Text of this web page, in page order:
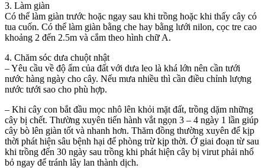
3. Làm giàn
Có thể làm giàn trước hoặc ngay sau khi trồng hoặc khi thấy cây có
tua cuốn. Có thể làm giàn bằng che hay bằng lưới nilon, cọc tre cao
khoảng 2 đến 2.5m và cắm theo hình chữ A.
4. Chăm sóc dưa chuột nhật
– Yêu cầu về độ ẩm của đất với dưa leo là khá lớn nên cần tưới
nước hàng ngày cho cây. Nếu mưa nhiều thì cần điều chỉnh lượng
nước tưới sao cho phù hợp.
– Khi cây con bắt đầu mọc nhô lên khỏi mặt đất, trồng dặm những
cây bị chết. Thường xuyên tiến hành vắt ngọn 3 – 4 ngày 1 lần giúp
cây bò lên giàn tốt và nhanh hơn. Thăm đồng thường xuyên để kịp
thời phát hiện sâu bệnh hại để phòng trừ kịp thời. Ở giai đoạn từ sau
khi trồng đến 30 ngày sau trồng khi phát hiện cây bị virut phải nhổ
bỏ ngay để tránh lây lan thành dịch.